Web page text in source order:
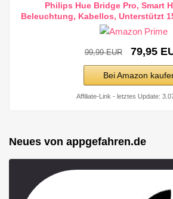
Philips Hue Bridge Pro, Smart
Beleuchtung, Kabellos, Unterstützt
99,99 EUR 79,95
Bei Amazon
Affiliate-Link - letztes Update:
Neues von appgefahren.de